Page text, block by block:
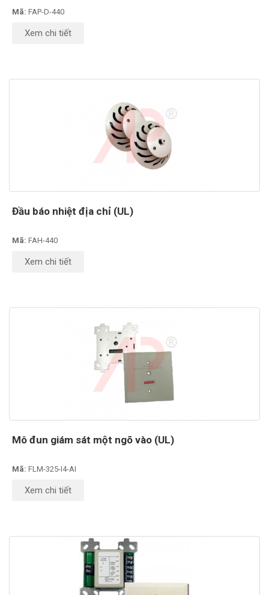
Mã: FAP-D-440
Xem chi tiết
Đầu báo nhiệt địa chỉ (UL)
Mã: FAH-440
Xem chi tiết
Mô đun giám sát một ngõ vào (UL)
Mã: FLM-325-I4-AI
Xem chi tiết